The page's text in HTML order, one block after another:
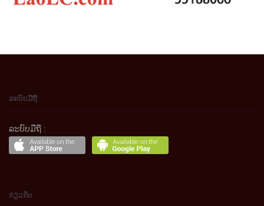
ລະບົບມືຖື
ລະບົບມືຖື :
ກ່ຽວກັບ